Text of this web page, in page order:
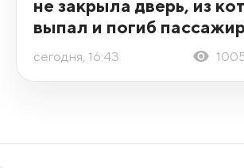
не закрыла дверь, из
выпал и погиб пассажир
сегодня, 16:43